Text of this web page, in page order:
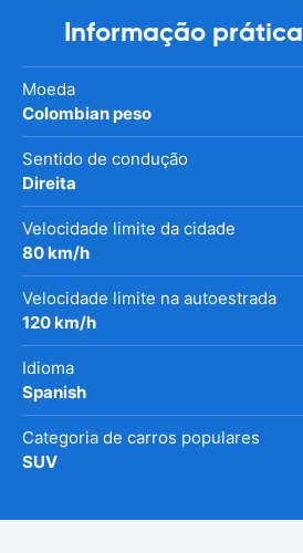
Informação prática
Moeda
Colombian peso
Sentido de condução
Direita
Velocidade limite da cidade
80 km/h
Velocidade limite na autoestrada
120 km/h
Idioma
Spanish
Categoria de carros populares
SUV